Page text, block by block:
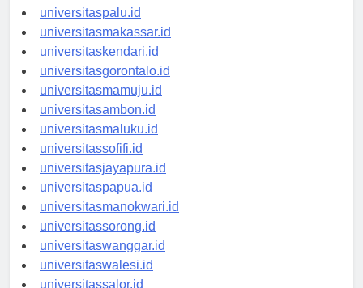
universitasmanado.id
universitaspalu.id
universitasmakassar.id
universitaskendari.id
universitasgorontalo.id
universitasmamuju.id
universitasambon.id
universitasmaluku.id
universitassofifi.id
universitasjayapura.id
universitaspapua.id
universitasmanokwari.id
universitassorong.id
universitaswanggar.id
universitaswalesi.id